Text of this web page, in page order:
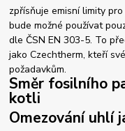
zpřísňuje emisní limity
bude možné používat
dle ČSN EN 303-5. To
jako Czechtherm, kteří
požadavkům.
Směr fosilního
kotli
Omezování uhlí